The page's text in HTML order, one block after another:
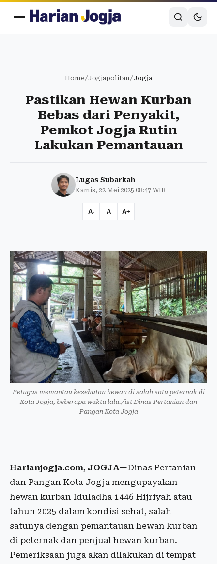
Home/Jogjapolitan/Jogja
Pastikan Hewan Kurban
Bebas dari Penyakit,
Pemkot Jogja Rutin
Lakukan Pemantauan
Lugas Subarkah
Kamis, 22 Mei 2025 08:47 WIB
A- A A+
Petugas memantau kesehatan hewan di salah satu peternak di
Kota Jogja, beberapa waktu lalu./ist Dinas Pertanian dan
Pangan Kota Jogja
Harianjogja.com, JOGJA—Dinas Pertanian
dan Pangan Kota Jogja mengupayakan
hewan kurban Iduladha 1446 Hijriyah atau
tahun 2025 dalam kondisi sehat, salah
satunya dengan pemantauan hewan kurban
di peternak dan penjual hewan kurban.
Pemeriksaan juga akan dilakukan di tempat